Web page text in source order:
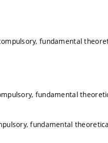
fundamental
fundamental
fundamental